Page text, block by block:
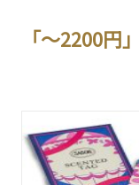
「～2200円